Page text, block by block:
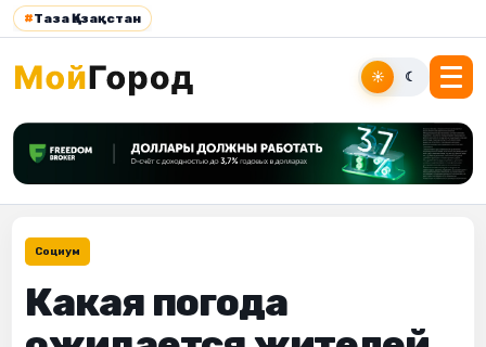
#Таза Қазақстан
☀ ☾
Социум
Какая погода